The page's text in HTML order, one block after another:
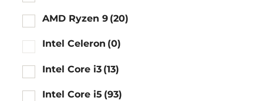
AMD Ryzen 9 (20)
Intel Celeron (0)
Intel Core i3 (13)
Intel Core i5 (93)